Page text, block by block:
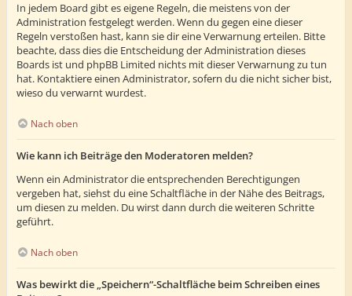
In jedem Board gibt es eigene Regeln, die meistens von der
Administration festgelegt werden. Wenn du gegen eine dieser
Regeln verstoßen hast, kann sie dir eine Verwarnung erteilen. Bitte
beachte, dass dies die Entscheidung der Administration dieses
Boards ist und phpBB Limited nichts mit dieser Verwarnung zu tun
hat. Kontaktiere einen Administrator, sofern du die nicht sicher bist,
wieso du verwarnt wurdest.
Nach oben
Wie kann ich Beiträge den Moderatoren melden?
Wenn ein Administrator die entsprechenden Berechtigungen
vergeben hat, siehst du eine Schaltfläche in der Nähe des Beitrags,
um diesen zu melden. Du wirst dann durch die weiteren Schritte
geführt.
Nach oben
Was bewirkt die „Speichern“-Schaltfläche beim Schreiben eines